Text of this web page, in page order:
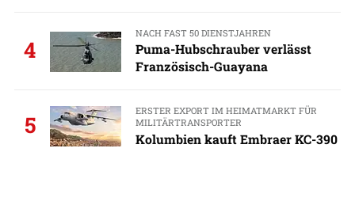
4
NACH FAST 50 DIENSTJAHREN
Puma-Hubschrauber verlässt
Französisch-Guayana
5
ERSTER EXPORT IM HEIMATMARKT FÜR
MILITÄRTRANSPORTER
Kolumbien kauft Embraer KC-390